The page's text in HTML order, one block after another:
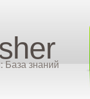
База знаний